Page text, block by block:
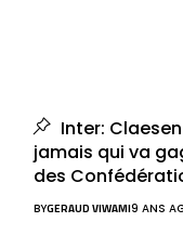
Inter:
jamais qui va
des
BYGERAUD VIWAMI9 ANS